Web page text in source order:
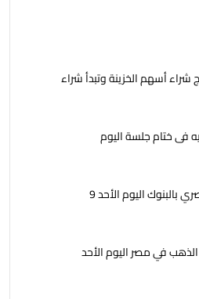
شراء أسهم الخزينة وتبدأ شراء
فى ختام جلسة اليوم
أسعار الدولار أمام الجنيه المصري بالبنوك اليوم الأحد 9